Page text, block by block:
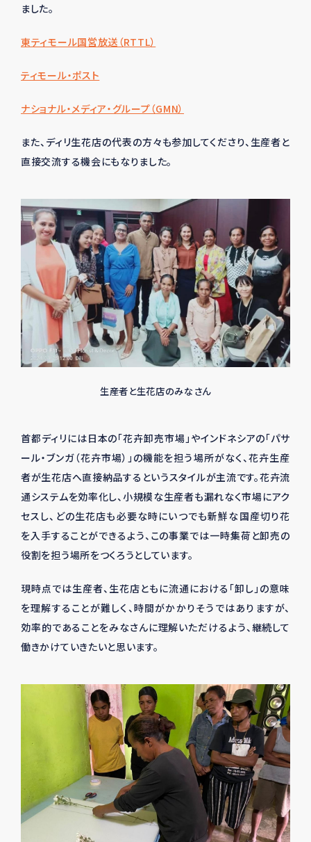
ました。
東ティモール国営放送（RTTL）
ティモール・ポスト
ナショナル・メディア・グループ（GMN）
また、ディリ生花店の代表の方々も参加してくださり、生産者と
直接交流する機会にもなりました。
生産者と生花店のみなさん
首都ディリには日本の「花卉卸売市場」やインドネシアの「パサ
ール・ブンガ（花卉市場）」の機能を担う場所がなく、花卉生産
者が生花店へ直接納品するというスタイルが主流です。花卉流
通システムを効率化し、小規模な生産者も漏れなく市場にアク
セスし、どの生花店も必要な時にいつでも新鮮な国産切り花
を入手することができるよう、この事業では一時集荷と卸売の
役割を担う場所をつくろうとしています。
現時点では生産者、生花店ともに流通における「卸し」の意味
を理解することが難しく、時間がかかりそうではありますが、
効率的であることをみなさんに理解いただけるよう、継続して
働きかけていきたいと思います。